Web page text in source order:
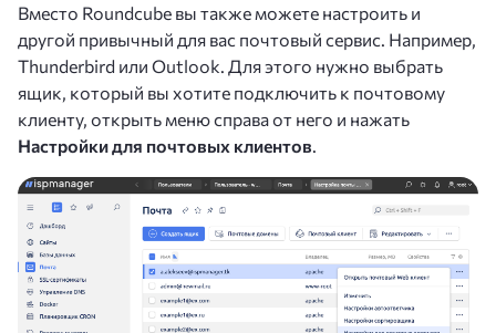
Вместо Roundcube вы также можете настроить и
другой привычный для вас почтовый сервис. Например,
Thunderbird или Outlook. Для этого нужно выбрать
ящик, который вы хотите подключить к почтовому
клиенту, открыть меню справа от него и нажать
Настройки для почтовых клиентов.